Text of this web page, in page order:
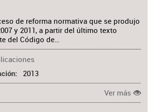
de reforma normativa que se produjo
y 2011, a partir del último texto
del Código de…
2013
Ver más